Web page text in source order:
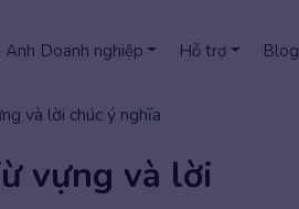
Doanh nghiệp Hỗ trợ Blog
và lời chúc ý nghĩa
vựng và lời